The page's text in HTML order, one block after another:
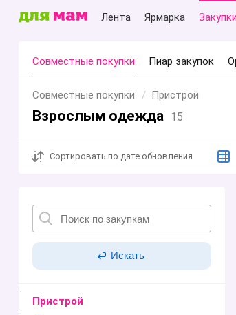
Лента Ярмарка Закупки
Совместные покупки Пиар закупок
Совместные покупки Пристрой
Взрослым одежда 15
Сортировать по дате обновления
Искать
Пристрой